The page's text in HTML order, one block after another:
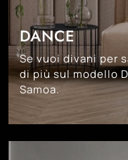
DANCE
Se vuoi divani per
di più sul modello
Samoa.